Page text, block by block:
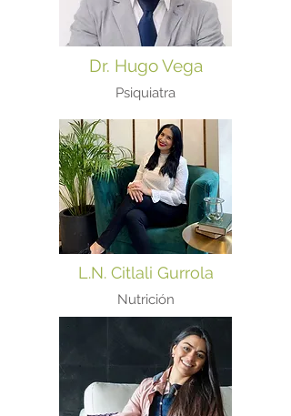
Dr. Hugo Vega
Psiquiatra
L.N. Citlali Gurrola
Nutrición